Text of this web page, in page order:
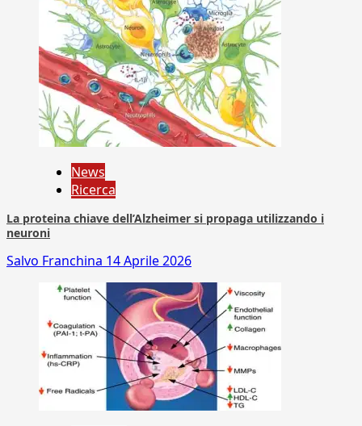
News
Ricerca
La proteina chiave dell’Alzheimer si propaga utilizzando i
neuroni
Salvo Franchina 14 Aprile 2026